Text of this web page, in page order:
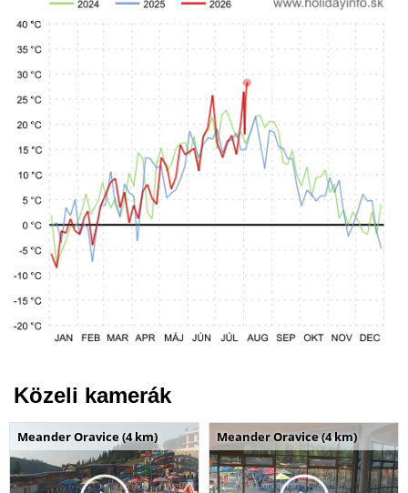
Közeli kamerák
Meander Oravice (4 km) Meander Oravice (4 km)